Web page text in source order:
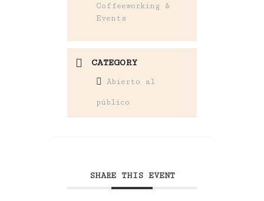
Coffeeworking &
Events
CATEGORY
Abierto al
público
SHARE THIS EVENT